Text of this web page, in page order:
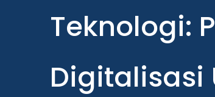
Teknologi:
Digitalisasi